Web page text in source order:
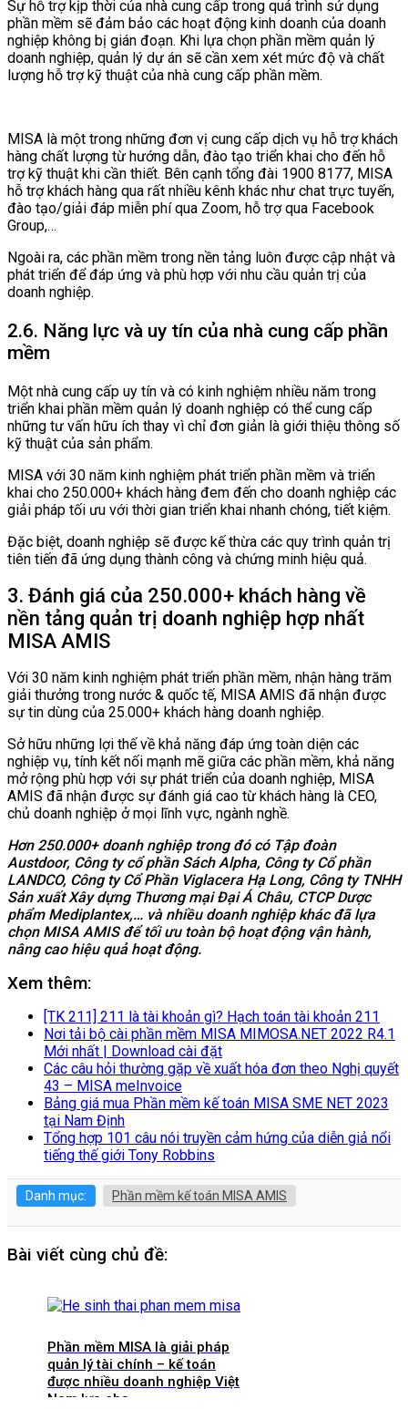
Sự hỗ trợ kịp thời của nhà cung cấp trong quá trình sử dụng
phần mềm sẽ đảm bảo các hoạt động kinh doanh của doanh
nghiệp không bị gián đoạn. Khi lựa chọn phần mềm quản lý
doanh nghiệp, quản lý dự án sẽ cần xem xét mức độ và chất
lượng hỗ trợ kỹ thuật của nhà cung cấp phần mềm.
MISA là một trong những đơn vị cung cấp dịch vụ hỗ trợ khách
hàng chất lượng từ hướng dẫn, đào tạo triển khai cho đến hỗ
trợ kỹ thuật khi cần thiết. Bên cạnh tổng đài 1900 8177, MISA
hỗ trợ khách hàng qua rất nhiều kênh khác như chat trực tuyến,
đào tạo/giải đáp miễn phí qua Zoom, hỗ trợ qua Facebook
Group,…
Ngoài ra, các phần mềm trong nền tảng luôn được cập nhật và
phát triển để đáp ứng và phù hợp với nhu cầu quản trị của
doanh nghiệp.
2.6. Năng lực và uy tín của nhà cung cấp phần
mềm
Một nhà cung cấp uy tín và có kinh nghiệm nhiều năm trong
triển khai phần mềm quản lý doanh nghiệp có thể cung cấp
những tư vấn hữu ích thay vì chỉ đơn giản là giới thiệu thông số
kỹ thuật của sản phẩm.
MISA với 30 năm kinh nghiệm phát triển phần mềm và triển
khai cho 250.000+ khách hàng đem đến cho doanh nghiệp các
giải pháp tối ưu với thời gian triển khai nhanh chóng, tiết kiệm.
Đặc biệt, doanh nghiệp sẽ được kế thừa các quy trình quản trị
tiên tiến đã ứng dụng thành công và chứng minh hiệu quả.
3. Đánh giá của 250.000+ khách hàng về
nền tảng quản trị doanh nghiệp hợp nhất
MISA AMIS
Với 30 năm kinh nghiệm phát triển phần mềm, nhận hàng trăm
giải thưởng trong nước & quốc tế, MISA AMIS đã nhận được
sự tin dùng của 25.000+ khách hàng doanh nghiệp.
Sở hữu những lợi thế về khả năng đáp ứng toàn diện các
nghiệp vụ, tính kết nối mạnh mẽ giữa các phần mềm, khả năng
mở rộng phù hợp với sự phát triển của doanh nghiệp, MISA
AMIS đã nhận được sự đánh giá cao từ khách hàng là CEO,
chủ doanh nghiệp ở mọi lĩnh vực, ngành nghề.
Hơn 250.000+ doanh nghiệp trong đó có Tập đoàn
Austdoor, Công ty cổ phần Sách Alpha, Công ty Cổ phần
LANDCO, Công ty Cổ Phần Viglacera Hạ Long, Công ty TNHH
Sản xuất Xây dựng Thương mại Đại Á Châu, CTCP Dược
phẩm Mediplantex,… và nhiều doanh nghiệp khác đã lựa
chọn MISA AMIS để tối ưu toàn bộ hoạt động vận hành,
nâng cao hiệu quả hoạt động.
Xem thêm:
[TK 211] 211 là tài khoản gì? Hạch toán tài khoản 211
Nơi tải bộ cài phần mềm MISA MIMOSA.NET 2022 R4.1
Mới nhất | Download cài đặt
Các câu hỏi thường gặp về xuất hóa đơn theo Nghị quyết
43 – MISA meInvoice
Bảng giá mua Phần mềm kế toán MISA SME NET 2023
tại Nam Định
Tổng hợp 101 câu nói truyền cảm hứng của diễn giả nổi
tiếng thế giới Tony Robbins
Danh mục: Phần mềm kế toán MISA AMIS
Bài viết cùng chủ đề:
Phần mềm MISA là giải pháp
quản lý tài chính – kế toán
được nhiều doanh nghiệp Việt
Nam lựa chọ